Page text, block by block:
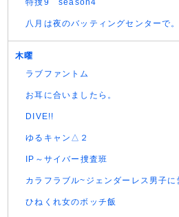
特捜9 season4
八月は夜のバッティングセンターで。
木曜
ラブファントム
お耳に合いましたら。
DIVE!!
ゆるキャン△２
IP～サイバー捜査班
カラフラブル~ジェンダーレス男子
ひねくれ女のボッチ飯